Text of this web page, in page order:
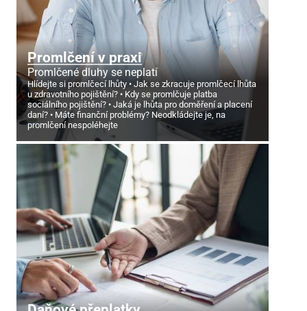
Promlčení v praxi
Promlčené dluhy se neplatí
Hlídejte si promlčecí lhůty
Jak se zkracuje promlčecí lhůta
u zdravotního pojištění?
Kdy se promlčuje platba
sociálního pojištění?
Jaká je lhůta pro doměření a placení
daní?
Máte finanční problémy? Neodkládejte je, na
promlčení nespoléhejte